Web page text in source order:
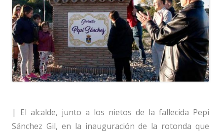
| El alcalde, junto a los nietos de la fallecida Pepi
Sánchez Gil, en la inauguración de la rotonda que